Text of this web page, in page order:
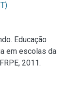
Educação
em escolas da
2011.